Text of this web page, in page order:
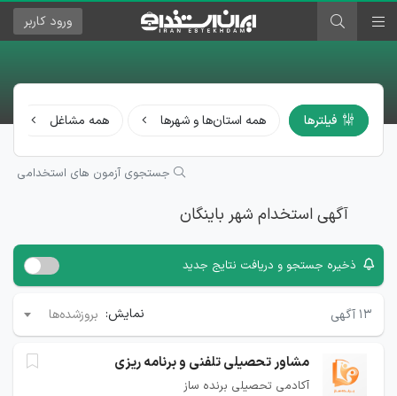
ورود کاربر
فیلترها همه استان‌ها و شهرها همه مشاغل
جستجوی آزمون های استخدامی
آگهی استخدام شهر باینگان
ذخیره جستجو و دریافت نتایج جدید
۱۳ آگهی نمایش: بروزشده‌ها
مشاور تحصیلی تلفنی و برنامه ریزی
آکادمی تحصیلی برنده ساز